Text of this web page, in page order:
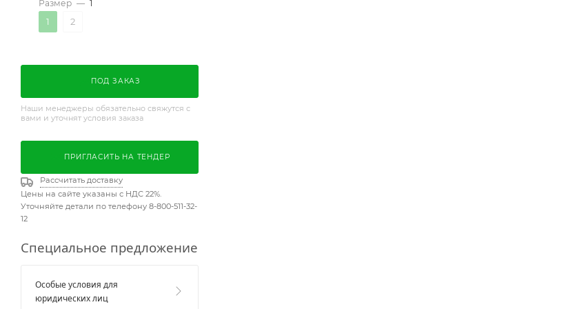
Размер — 1
1 2
ПОД ЗАКАЗ
Наши менеджеры обязательно свяжутся с
вами и уточнят условия заказа
ПРИГЛАСИТЬ НА ТЕНДЕР
Рассчитать доставку
Цены на сайте указаны с НДС 22%.
Уточняйте детали по телефону 8-800-511-32-
12
Специальное предложение
Особые условия для
юридических лиц